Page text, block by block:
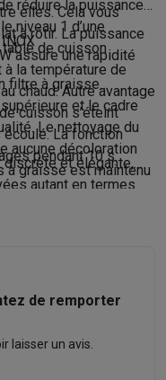
elles. Cela vous
à rôtir. La puissance
assure une rapidité
réduire la puissance
niveau 1 d’une
de cuisson
la température de
chaud. Autre avantage
cuisson s’éteint
La fonction
pendant 10 s.
filtre à graisse
et le cadre
Le nettoyage du
aucune décoloration
graisse est maintenu
et élégante,
autant en termes
à la hotte à fleur de
poêles et
de remporter
laisser un avis.